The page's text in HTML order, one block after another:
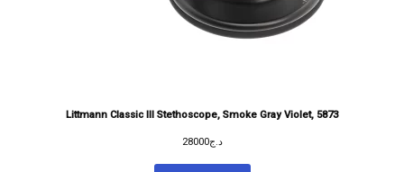
Littmann Classic III Stethoscope, Smoke Gray Violet, 5873
د.ج28000